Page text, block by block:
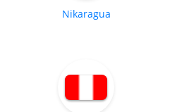
Nikaragua